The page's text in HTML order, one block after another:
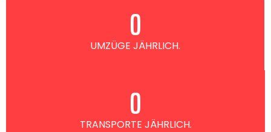
UMZÜGE JÄHRLICH.
0
TRANSPORTE JÄHRLICH.
0